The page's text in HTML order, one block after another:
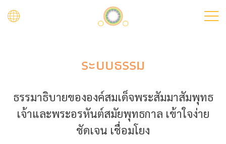
ระบบธรรม
ธรรมาธิบายขององค์สมเด็จพระสัมมาสัมพุทธ
เจ้าและพระอรหันต์สมัยพุทธกาล เข้าใจง่าย
ชัดเจน เชื่อมโยง